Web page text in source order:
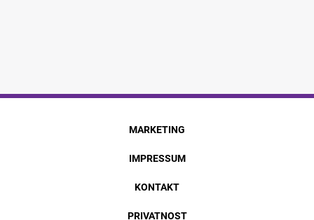
MARKETING
IMPRESSUM
KONTAKT
PRIVATNOST